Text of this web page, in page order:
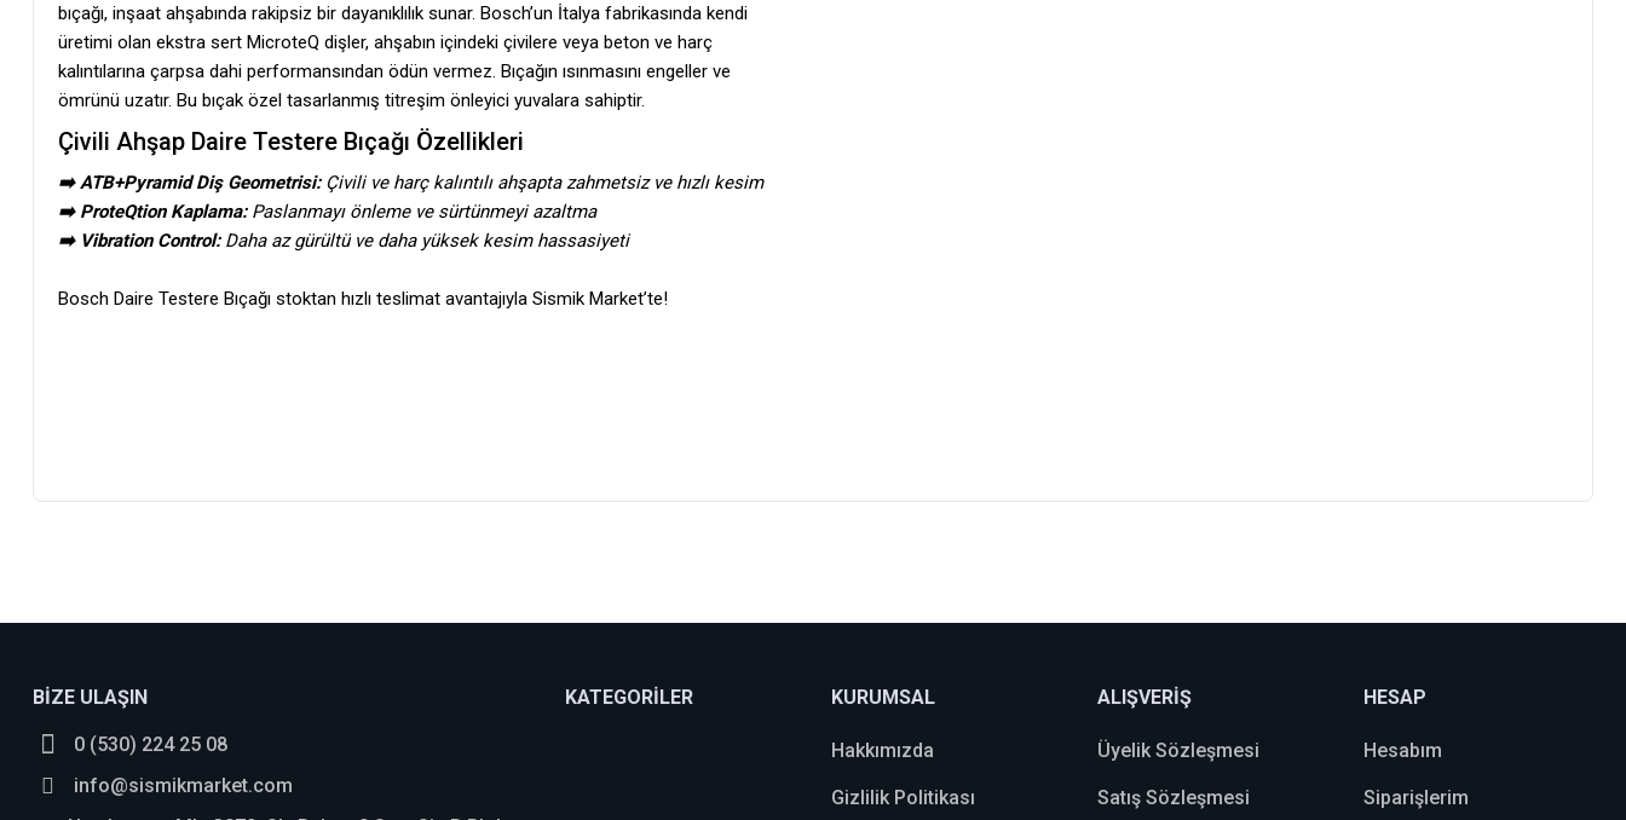
bıçağı, inşaat ahşabında rakipsiz bir dayanıklılık sunar. Bosch’un İtalya fabrikasında kendi
üretimi olan ekstra sert MicroteQ dişler, ahşabın içindeki çivilere veya beton ve harç
kalıntılarına çarpsa dahi performansından ödün vermez. Bıçağın ısınmasını engeller ve
ömrünü uzatır. Bu bıçak özel tasarlanmış titreşim önleyici yuvalara sahiptir.
Çivili Ahşap Daire Testere Bıçağı Özellikleri
➡️ ATB+Pyramid Diş Geometrisi:Çivili ve harç kalıntılı ahşapta zahmetsiz ve hızlı kesim
➡️ ProteQtion Kaplama:Paslanmayı önleme ve sürtünmeyi azaltma
➡️ Vibration Control:Daha az gürültü ve daha yüksek kesim hassasiyeti
Bosch Daire Testere Bıçağı stoktan hızlı teslimat avantajıyla Sismik Market’te!
BİZE ULAŞIN
0 (530) 224 25 08
info@sismikmarket.com
KATEGORİLER KURUMSAL
Hakkımızda
Gizlilik Politikası
ALIŞVERİŞ
Üyelik Sözleşmesi
Satış Sözleşmesi
HESAP
Hesabım
Siparişlerim